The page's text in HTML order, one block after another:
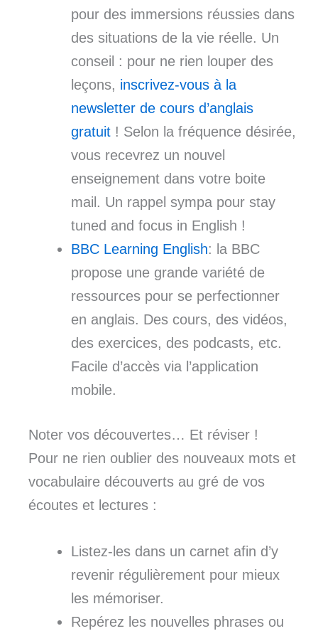
pour des immersions réussies dans
des situations de la vie réelle. Un
conseil : pour ne rien louper des
leçons, inscrivez-vous à la
newsletter de cours d’anglais
gratuit ! Selon la fréquence désirée,
vous recevrez un nouvel
enseignement dans votre boite
mail. Un rappel sympa pour stay
tuned and focus in English !
BBC Learning English: la BBC
propose une grande variété de
ressources pour se perfectionner
en anglais. Des cours, des vidéos,
des exercices, des podcasts, etc.
Facile d’accès via l’application
mobile.
Noter vos découvertes… Et réviser !
Pour ne rien oublier des nouveaux mots et
vocabulaire découverts au gré de vos
écoutes et lectures :
Listez-les dans un carnet afin d’y
revenir régulièrement pour mieux
les mémoriser.
Repérez les nouvelles phrases ou